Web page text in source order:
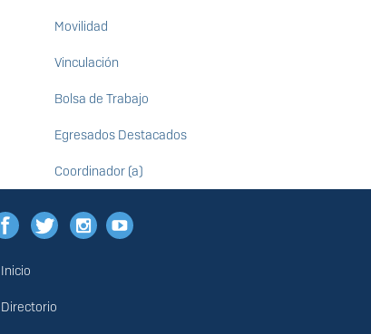
Movilidad
Vinculación
Bolsa de Trabajo
Egresados Destacados
Coordinador (a)
Menú
principal
Inicio
Directorio